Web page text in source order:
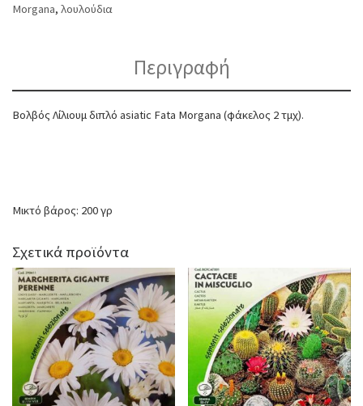
Morgana, λουλούδια
Περιγραφή
Βολβός Λίλιουμ διπλό asiatic Fata Morgana (φάκελος 2 τμχ).
Μικτό βάρος: 200 γρ
Σχετικά προϊόντα